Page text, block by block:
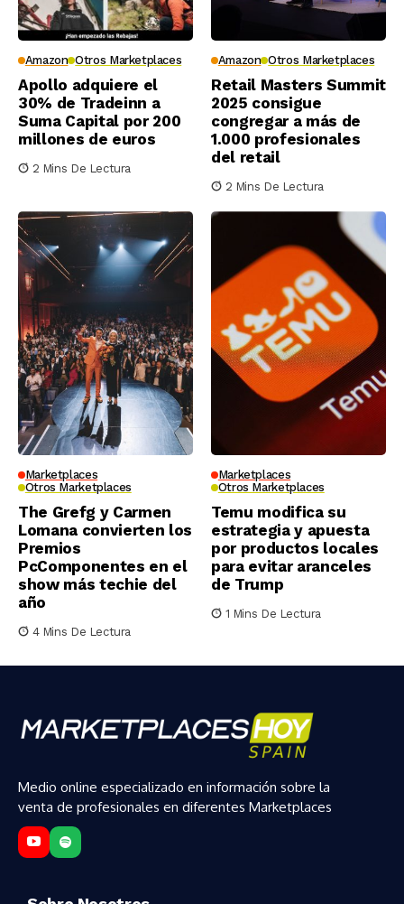
Amazon Otros Marketplaces
Apollo adquiere el
30% de Tradeinn a
Suma Capital por 200
millones de euros
2 Mins De Lectura
Amazon Otros Marketplaces
Retail Masters Summit
2025 consigue
congregar a más de
1.000 profesionales
del retail
2 Mins De Lectura
Marketplaces
Otros Marketplaces
The Grefg y Carmen
Lomana convierten los
Premios
PcComponentes en el
show más techie del
año
4 Mins De Lectura
Marketplaces
Otros Marketplaces
Temu modifica su
estrategia y apuesta
por productos locales
para evitar aranceles
de Trump
1 Mins De Lectura
Medio online especializado en información sobre la
venta de profesionales en diferentes Marketplaces